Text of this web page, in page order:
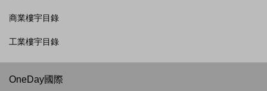
商業樓宇目錄
工業樓宇目錄
OneDay國際